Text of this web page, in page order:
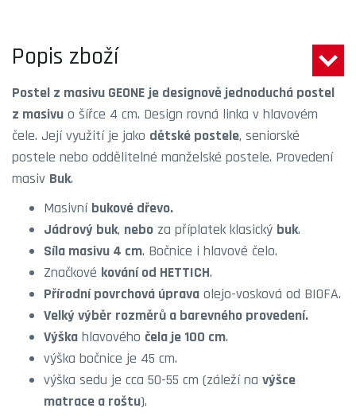
Popis zboží
Postel z masivu GEONE je designově jednoduchá postel
z masivu o šířce 4 cm. Design rovná linka v hlavovém
čele. Její využití je jako dětské postele, seniorské
postele nebo oddělitelné manželské postele. Provedení
masiv Buk.
Masivní bukové dřevo.
Jádrový buk, nebo za příplatek klasický buk.
Síla masivu 4 cm. Bočnice i hlavové čelo.
Značkové kování od HETTICH.
Přírodní povrchová úprava olejo-vosková od BIOFA.
Velký výběr rozměrů a barevného provedení.
Výška hlavového čela je 100 cm.
výška bočnice je 45 cm.
výška sedu je cca 50-55 cm (záleží na výšce
matrace a roštu).